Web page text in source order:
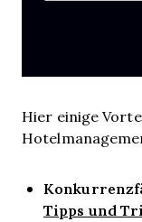
Hier einige
Tipps und